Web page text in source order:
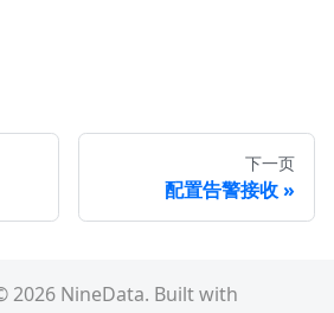
下一页
配置告警接收
2026 NineData. Built with